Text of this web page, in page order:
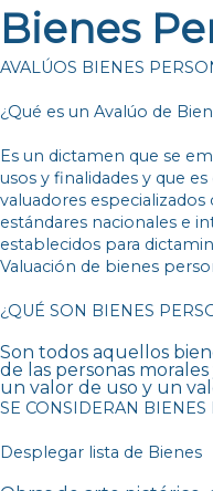
Bienes
AVALÚOS BIENES
¿Qué es un Avalúo de
Es un dictamen que se
usos y finalidades y que
valuadores
estándares nacionales e
establecidos para
Valuación de bienes
¿QUÉ SON BIENES
Son todos aquellos
de las personas
un valor de uso y un
SE CONSIDERAN BIENES
Desplegar lista de Bienes